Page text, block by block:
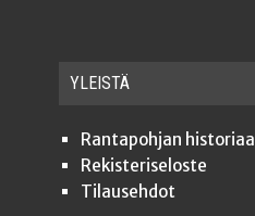
YLEISTÄ
Ran­ta­poh­jan historiaa
Rekis­te­ri­se­los­te
Tilauseh­dot